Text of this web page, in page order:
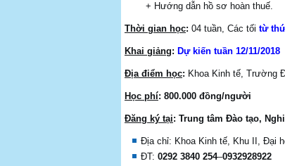
+ Hướng dẫn hồ sơ hoàn thuế.
Thời gian học: 04 tuần, Các tối từ
Khai giảng: Dự kiến tuần 12/11/2018
Địa điểm học: Khoa Kinh tế, Trường
Học phí: 800.000 đồng/người
Đăng ký tại: Trung tâm Đào tạo,
Địa chỉ: Khoa Kinh tế, Khu II, Đại
ĐT: 0292 3840 254–0932928922